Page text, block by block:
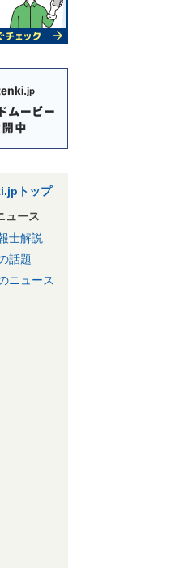
トップ
ュース
士解説
話題
ニュース